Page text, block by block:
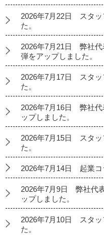
2026年7月22日 スタッ
た。
2026年7月21日 弊社代
弾をアップしました。
2026年7月17日 スタッ
た。
2026年7月16日 弊社代
ップしました。
2026年7月15日 スタッ
た。
2026年7月14日 起業コ
2026年7月9日 弊社代
ップしました。
2026年7月10日 スタッ
た。